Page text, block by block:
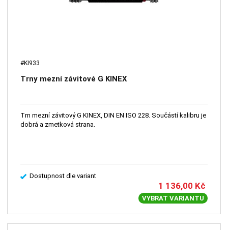
#KI933
Trny mezní závitové G KINEX
Trn mezní závitový G KINEX, DIN EN ISO 228. Součástí kalibru je
dobrá a zmetková strana.
Dostupnost dle variant
1 136,00 Kč
VYBRAT VARIANTU